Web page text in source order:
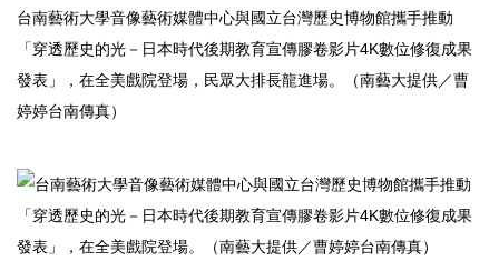
台南藝術大學音像藝術媒體中心與國立台灣歷史博物館攜手推動
「穿透歷史的光－日本時代後期教育宣傳膠卷影片4K數位修復成果
發表」，在全美戲院登場，民眾大排長龍進場。（南藝大提供／曹
婷婷台南傳真）